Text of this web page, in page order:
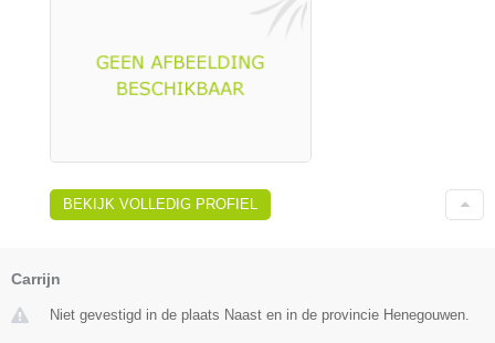
BEKIJK VOLLEDIG PROFIEL
Carrijn
Niet gevestigd in de plaats Naast en in de provincie Henegouwen.